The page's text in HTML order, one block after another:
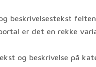
beskrivelsestekst
er det en rekke
og beskrivelse på